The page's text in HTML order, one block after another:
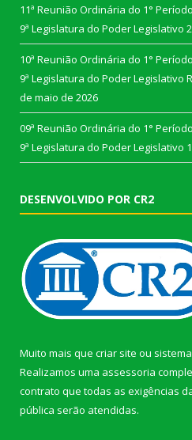
11ª Reunião Ordinária do 1°
9ª Legislatura do Poder Legislativo
10ª Reunião Ordinária do 1°
9ª Legislatura do Poder Legislativo
de maio de 2026
09ª Reunião Ordinária do 1°
9ª Legislatura do Poder Legislativo
DESENVOLVIDO POR CR2
Muito mais que criar site ou
Realizamos uma assessoria
contrato que todas as exigências
pública serão atendidas.